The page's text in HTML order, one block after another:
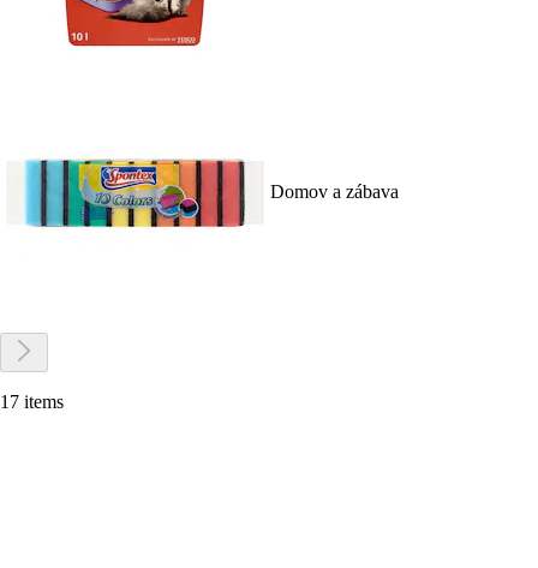
Domov a zábava
17 items